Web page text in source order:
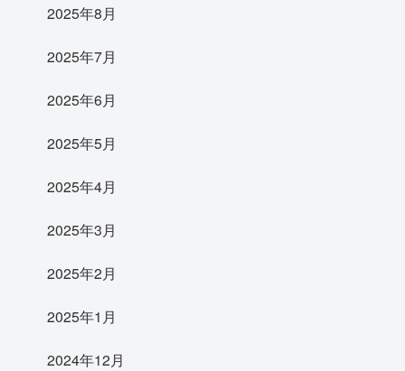
2025年8月
2025年7月
2025年6月
2025年5月
2025年4月
2025年3月
2025年2月
2025年1月
2024年12月